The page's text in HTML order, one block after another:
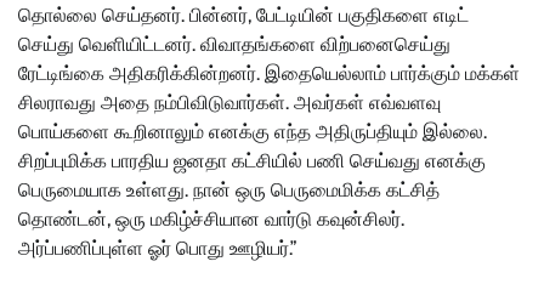
தொல்லை செய்தனர். பின்னர், பேட்டியின் பகுதிகளை எடிட்
செய்து வெளியிட்டனர். விவாதங்களை விற்பனைசெய்து
ரேட்டிங்கை அதிகரிக்கின்றனர். இதையெல்லாம் பார்க்கும் மக்கள்
சிலராவது அதை நம்பிவிடுவார்கள். அவர்கள் எவ்வளவு
பொய்களை கூறினாலும் எனக்கு எந்த அதிருப்தியும் இல்லை.
சிறப்புமிக்க பாரதிய ஜனதா கட்சியில் பணி செய்வது எனக்கு
பெருமையாக உள்ளது. நான் ஒரு பெருமைமிக்க கட்சித்
தொண்டன், ஒரு மகிழ்ச்சியான வார்டு கவுன்சிலர்.
அர்ப்பணிப்புள்ள ஓர் பொது ஊழியர்.”